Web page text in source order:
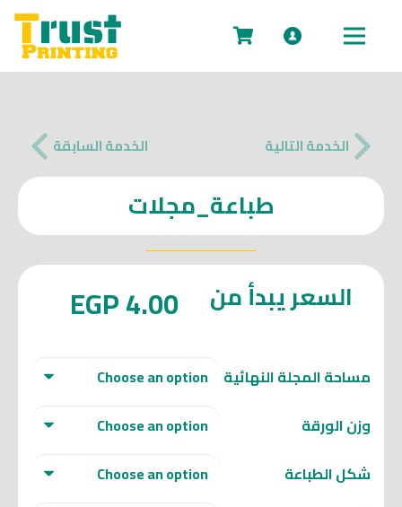
الخدمة السابقة الخدمة التالية
طباعة_مجلات
السعر يبدأ من EGP4.00
مساحة المجلة النهائية
وزن الورقة
شكل الطباعة